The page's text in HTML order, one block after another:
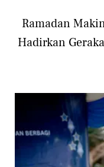
Ramadan
Hadirkan